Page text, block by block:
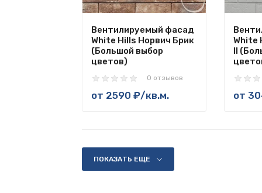
Вентилируемый фасад
White Hills Норвич Брик
(Большой выбор
цветов)
0 отзывов
от 2590 ₽/кв.м.
White
II
от
ПОКАЗАТЬ ЕЩЕ